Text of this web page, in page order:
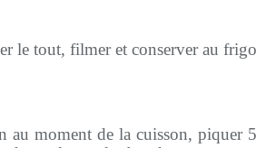
le tout, filmer et conserver au frigo
au moment de la cuisson, piquer 5